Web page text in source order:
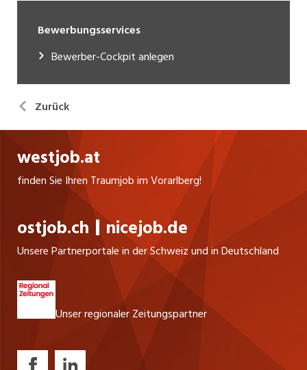
Bewerbungsservices
Bewerber-Cockpit anlegen
Zurück
westjob.at
finden Sie Ihren Traumjob im Vorarlberg!
ostjob.ch nicejob.de
Unsere Partnerportale in der Schweiz und in Deutschland
Unser regionaler Zeitungspartner